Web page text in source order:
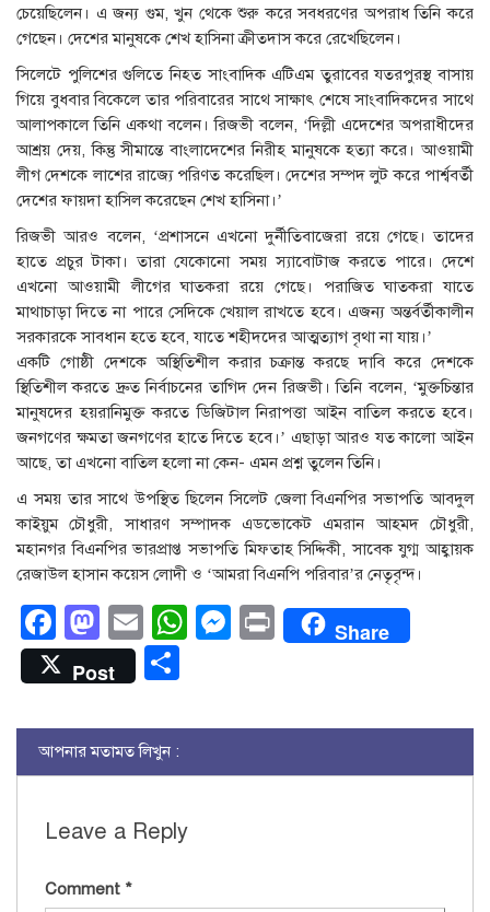
চেয়েছিলেন। এ জন্য গুম, খুন থেকে শুরু করে সবধরণের অপরাধ তিনি করে
গেছেন। দেশের মানুষকে শেখ হাসিনা ক্রীতদাস করে রেখেছিলেন।
সিলেটে পুলিশের গুলিতে নিহত সাংবাদিক এটিএম তুরাবের যতরপুরস্থ বাসায়
গিয়ে বুধবার বিকেলে তার পরিবারের সাথে সাক্ষাৎ শেষে সাংবাদিকদের সাথে
আলাপকালে তিনি একথা বলেন। রিজভী বলেন, ‘দিল্লী এদেশের অপরাধীদের
আশ্রয় দেয়, কিন্তু সীমান্তে বাংলাদেশের নিরীহ মানুষকে হত্যা করে। আওয়ামী
লীগ দেশকে লাশের রাজ্যে পরিণত করেছিল। দেশের সম্পদ লুট করে পার্শ্ববর্তী
দেশের ফায়দা হাসিল করেছেন শেখ হাসিনা।’
রিজভী আরও বলেন, ‘প্রশাসনে এখনো দুর্নীতিবাজেরা রয়ে গেছে। তাদের
হাতে প্রচুর টাকা। তারা যেকোনো সময় স্যাবোটাজ করতে পারে। দেশে
এখনো আওয়ামী লীগের ঘাতকরা রয়ে গেছে। পরাজিত ঘাতকরা যাতে
মাথাচাড়া দিতে না পারে সেদিকে খেয়াল রাখতে হবে। এজন্য অন্তর্বর্তীকালীন
সরকারকে সাবধান হতে হবে, যাতে শহীদদের আত্মত্যাগ বৃথা না যায়।’
একটি গোষ্ঠী দেশকে অস্থিতিশীল করার চক্রান্ত করছে দাবি করে দেশকে
স্থিতিশীল করতে দ্রুত নির্বাচনের তাগিদ দেন রিজভী। তিনি বলেন, ‘মুক্তচিন্তার
মানুষদের হয়রানিমুক্ত করতে ডিজিটাল নিরাপত্তা আইন বাতিল করতে হবে।
জনগণের ক্ষমতা জনগণের হাতে দিতে হবে।’ এছাড়া আরও যত কালো আইন
আছে, তা এখনো বাতিল হলো না কেন- এমন প্রশ্ন তুলেন তিনি।
এ সময় তার সাথে উপস্থিত ছিলেন সিলেট জেলা বিএনপির সভাপতি আবদুল
কাইয়ুম চৌধুরী, সাধারণ সম্পাদক এডভোকেট এমরান আহমদ চৌধুরী,
মহানগর বিএনপির ভারপ্রাপ্ত সভাপতি মিফতাহ সিদ্দিকী, সাবেক যুগ্ম আহ্বায়ক
রেজাউল হাসান কয়েস লোদী ও ‘আমরা বিএনপি পরিবার’র নেতৃবৃন্দ।
Facebook
Mastodon
EmailWhatsApp
Messenger
PrintShare
Post
আপনার মতামত লিখুন :
Leave a Reply
Comment *